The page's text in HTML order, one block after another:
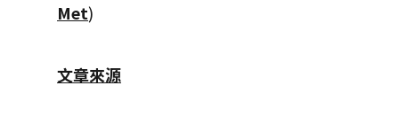
Met)
文章來源